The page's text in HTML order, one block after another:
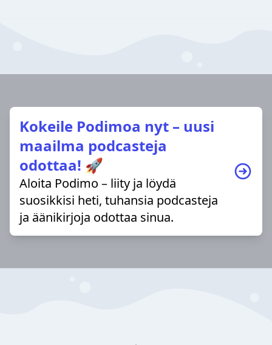
Kokeile Podimoa nyt – uusi
maailma podcasteja
odottaa! 🚀
Aloita Podimo – liity ja löydä
suosikkisi heti, tuhansia podcasteja
ja äänikirjoja odottaa sinua.